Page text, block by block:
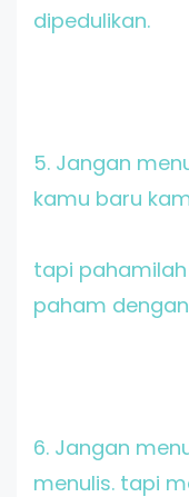
dipedulikan.
5. Jangan
kamu baru
tapi
paham
6. Jangan
menulis. tapi